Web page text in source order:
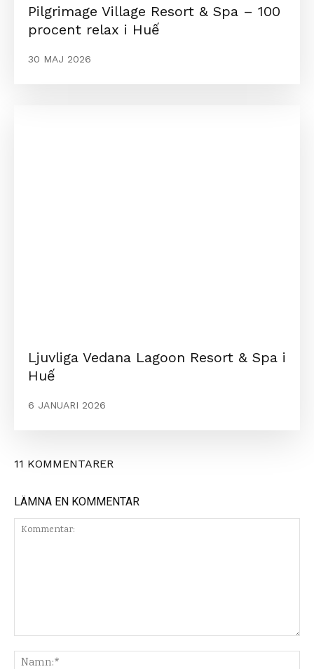
Pilgrimage Village Resort & Spa – 100
procent relax i Huế
30 MAJ 2026
Ljuvliga Vedana Lagoon Resort & Spa i
Huế
6 JANUARI 2026
11 KOMMENTARER
LÄMNA EN KOMMENTAR